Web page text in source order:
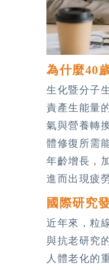
為什麼40
生化暨分子
責產生能量
氣與營養轉
體修復所需
年齡增長，
進而出現疲
國際研究
近年來，粒
與抗老研究
人體老化的